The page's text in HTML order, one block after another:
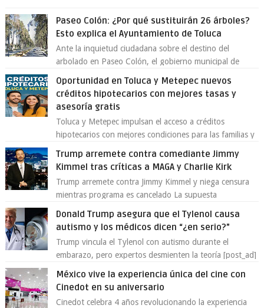
Paseo Colón: ¿Por qué sustituirán 26 árboles?
Esto explica el Ayuntamiento de Toluca
Ante la inquietud ciudadana sobre el destino del
arbolado en Paseo Colón, el gobierno municipal de
Oportunidad en Toluca y Metepec nuevos
créditos hipotecarios con mejores tasas y
asesoría gratis
Toluca y Metepec impulsan el acceso a créditos
hipotecarios con mejores condiciones para las familias y
Trump arremete contra comediante Jimmy
Kimmel tras críticas a MAGA y Charlie Kirk
Trump arremete contra Jimmy Kimmel y niega censura
mientras programa es cancelado La supuesta
Donald Trump asegura que el Tylenol causa
autismo y los médicos dicen “¿en serio?”
Trump vincula el Tylenol con autismo durante el
embarazo, pero expertos desmienten la teoría [post_ad]
México vive la experiencia única del cine con
Cinedot en su aniversario
Cinedot celebra 4 años revolucionando la experiencia